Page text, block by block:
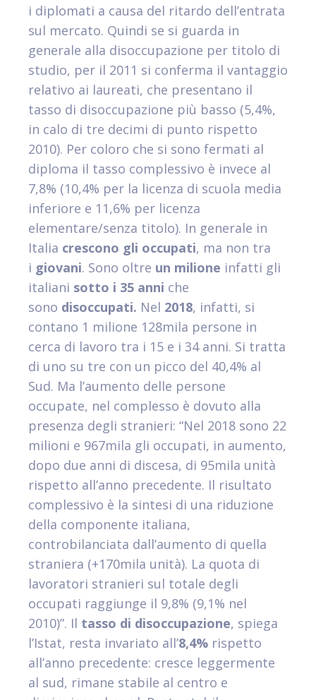
i diplomati a causa del ritardo dell’entrata
sul mercato. Quindi se si guarda in
generale alla disoccupazione per titolo di
studio, per il 2011 si conferma il vantaggio
relativo ai laureati, che presentano il
tasso di disoccupazione più basso (5,4%,
in calo di tre decimi di punto rispetto
2010). Per coloro che si sono fermati al
diploma il tasso complessivo è invece al
7,8% (10,4% per la licenza di scuola media
inferiore e 11,6% per licenza
elementare/senza titolo). In generale in
Italia crescono gli occupati, ma non tra
i giovani. Sono oltre un milione infatti gli
italiani sotto i 35 anni che
sono disoccupati. Nel 2018, infatti, si
contano 1 milione 128mila persone in
cerca di lavoro tra i 15 e i 34 anni. Si tratta
di uno su tre con un picco del 40,4% al
Sud. Ma l’aumento delle persone
occupate, nel complesso è dovuto alla
presenza degli stranieri: “Nel 2018 sono 22
milioni e 967mila gli occupati, in aumento,
dopo due anni di discesa, di 95mila unità
rispetto all’anno precedente. Il risultato
complessivo è la sintesi di una riduzione
della componente italiana,
controbilanciata dall’aumento di quella
straniera (+170mila unità). La quota di
lavoratori stranieri sul totale degli
occupati raggiunge il 9,8% (9,1% nel
2010)”. Il tasso di disoccupazione, spiega
l’Istat, resta invariato all’8,4% rispetto
all’anno precedente: cresce leggermente
al sud, rimane stabile al centro e